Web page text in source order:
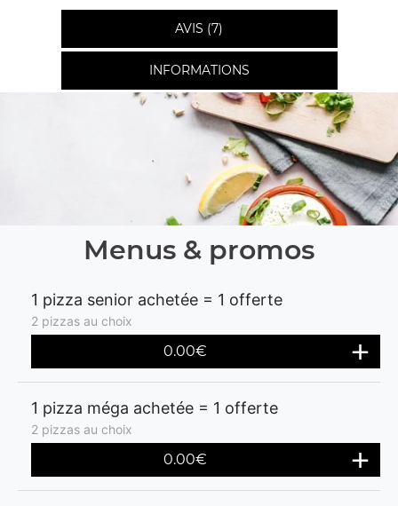
AVIS (7)
INFORMATIONS
Menus & promos
1 pizza senior achetée = 1 offerte
2 pizzas au choix
0.00€
1 pizza méga achetée = 1 offerte
2 pizzas au choix
0.00€